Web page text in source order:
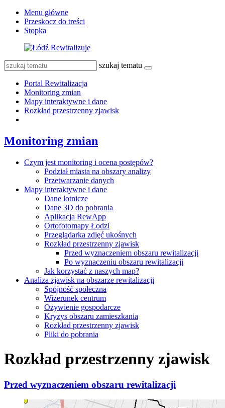
Menu główne
Przeskocz do treści
Stopka
szukaj tematu
Portal Rewitalizacja
Monitoring zmian
Mapy interaktywne i dane
Rozkład przestrzenny zjawisk
Monitoring zmian
Czym jest monitoring i ocena postępów?
Podział miasta na obszary analizy
Przetwarzanie danych
Mapy interaktywne i dane
Dane lotnicze
Dane 3D do pobrania
Aplikacja RewApp
Ortofotomapy Łodzi
Przeglądarka zdjęć ukośnych
Rozkład przestrzenny zjawisk
Przed wyznaczeniem obszaru rewitalizacji
Po wyznaczeniu obszaru rewitalizacji
Jak korzystać z naszych map?
Analiza zjawisk na obszarze rewitalizacji
Spójność społeczna
Wizerunek centrum
Ożywienie gospodarcze
Kryzys obszaru zamieszkania
Rozkład przestrzenny zjawisk
Pliki do pobrania
Rozkład przestrzenny zjawisk
Przed wyznaczeniem obszaru rewitalizacji